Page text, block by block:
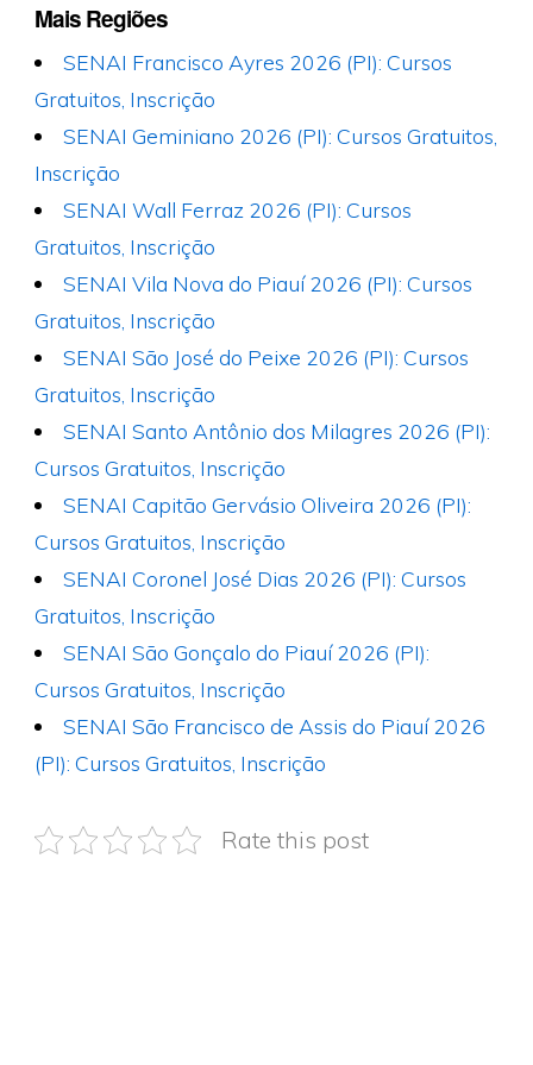
Mais Regiões
SENAI Francisco Ayres 2026 (PI): Cursos
Gratuitos, Inscrição
SENAI Geminiano 2026 (PI): Cursos Gratuitos,
Inscrição
SENAI Wall Ferraz 2026 (PI): Cursos
Gratuitos, Inscrição
SENAI Vila Nova do Piauí 2026 (PI): Cursos
Gratuitos, Inscrição
SENAI São José do Peixe 2026 (PI): Cursos
Gratuitos, Inscrição
SENAI Santo Antônio dos Milagres 2026 (PI):
Cursos Gratuitos, Inscrição
SENAI Capitão Gervásio Oliveira 2026 (PI):
Cursos Gratuitos, Inscrição
SENAI Coronel José Dias 2026 (PI): Cursos
Gratuitos, Inscrição
SENAI São Gonçalo do Piauí 2026 (PI):
Cursos Gratuitos, Inscrição
SENAI São Francisco de Assis do Piauí 2026
(PI): Cursos Gratuitos, Inscrição
Rate this post